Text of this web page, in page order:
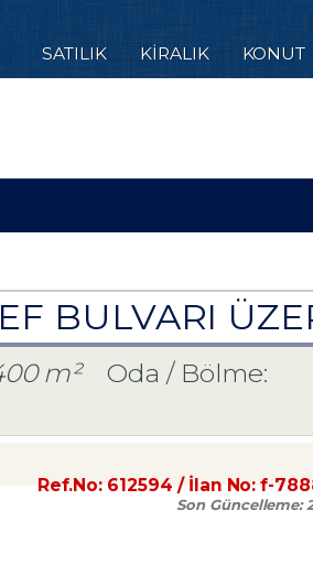
SATILIK KİRALIK KONUT
BULVARI
m²
Oda / Bölme:
Ref.No: 612594 / İlan No:f-
Son Güncelleme: